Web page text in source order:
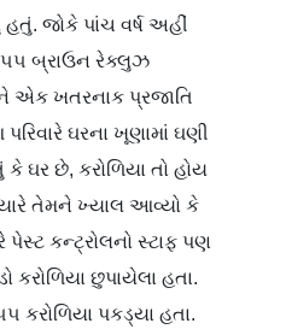
જોકે પાંચ વર્ષ અહીં
બ્રાઉન રેક્લુઝ
એક ખતરનાક પ્રજાતિ
ઘરના ખૂણામાં ઘણી
ઘર છે, કરોળિયા તો હોય
તેમને ખ્યાલ આવ્યો કે
કન્ટ્રોલનો સ્ટાફ પણ
કરોળિયા છુપાયેલા હતા.
કરોળિયા પકડ્યા હતા.